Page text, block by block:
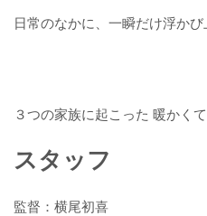
日常のなかに、一瞬だけ浮かび
３つの家族に起こった 暖かく
スタッフ
監督：横尾初喜